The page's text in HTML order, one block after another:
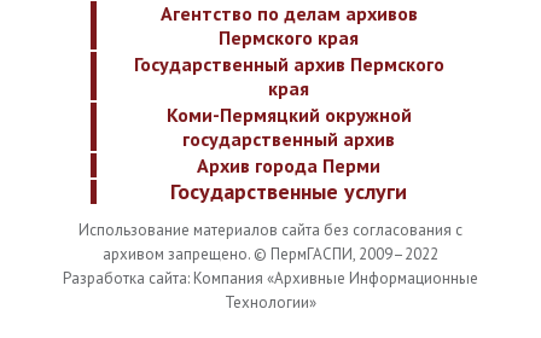
Агентство по делам архивов
Пермского края
Государственный архив Пермского
края
Коми-Пермяцкий окружной
государственный архив
Архив города Перми
Государственные услуги
Использование материалов сайта без согласования с
архивом запрещено. © ПермГАСПИ, 2009–2022
Разработка сайта: Компания «Архивные Информационные
Технологии»